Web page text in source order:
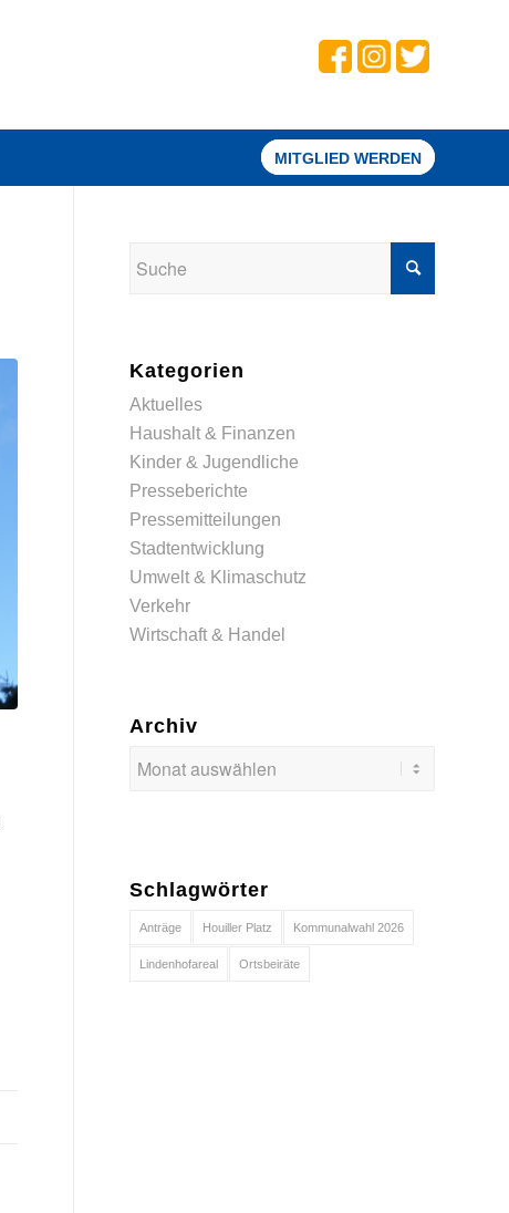
MITGLIED WERDEN
Kategorien
Aktuelles
Haushalt & Finanzen
Kinder & Jugendliche
Presseberichte
Pressemitteilungen
Stadtentwicklung
Umwelt & Klimaschutz
Verkehr
Wirtschaft & Handel
Archiv
Schlagwörter
Anträge Houiller Platz Kommunalwahl 2026
Lindenhofareal Ortsbeiräte